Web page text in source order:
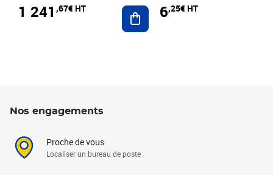
1 241 ,67€ HT Ajouter au panier
6,25€ HT
Nos engagements
Proche de vous
Localiser un bureau de poste